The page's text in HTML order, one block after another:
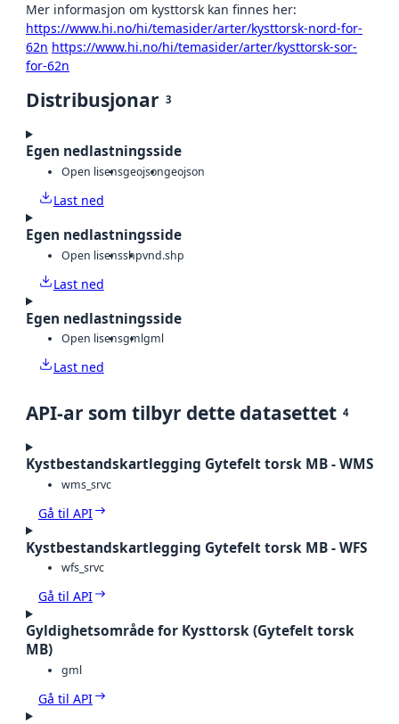
Mer informasjon om kysttorsk kan finnes her:
https://www.hi.no/hi/temasider/arter/kysttorsk-nord-for-
62n https://www.hi.no/hi/temasider/arter/kysttorsk-sor-
for-62n
Distribusjonar 3
Egen nedlastningsside
Open lisensgeojsongeojson
Last ned
Egen nedlastningsside
Open lisensshpvnd.shp
Last ned
Egen nedlastningsside
Open lisensgmlgml
Last ned
API-ar som tilbyr dette datasettet 4
Kystbestandskartlegging Gytefelt torsk MB - WMS
wms_srvc
Gå til API
Kystbestandskartlegging Gytefelt torsk MB - WFS
wfs_srvc
Gå til API
Gyldighetsområde for Kysttorsk (Gytefelt torsk
MB)
gml
Gå til API